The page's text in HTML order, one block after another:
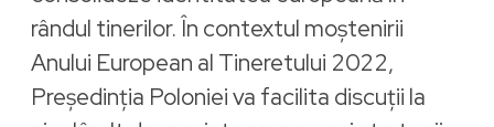
rândul tinerilor. În contextul moștenirii
Anului European al Tineretului 2022,
Președinția Poloniei va facilita discuții la